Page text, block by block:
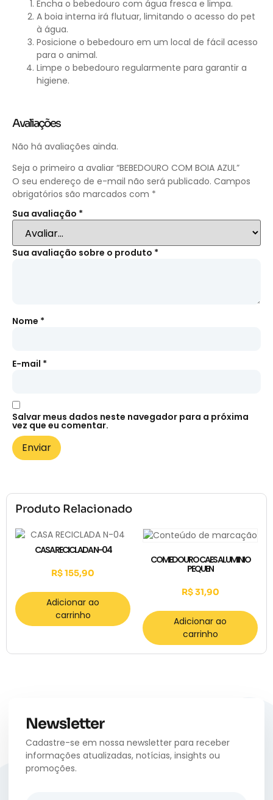
Produto Relacionado
CASA RECICLADA N-04
R$155,90
Adicionar ao
carrinho
COMEDOURO CAES ALUMINIO
PEQUEN
R$31,90
Adicionar ao
carrinho
Encha o bebedouro com água fresca e limpa.
A boia interna irá flutuar, limitando o acesso do pet
à água.
Posicione o bebedouro em um local de fácil acesso
para o animal.
Limpe o bebedouro regularmente para garantir a
higiene.
Avaliações
Não há avaliações ainda.
Seja o primeiro a avaliar “BEBEDOURO COM BOIA AZUL”
O seu endereço de e-mail não será publicado. Campos
obrigatórios são marcados com *
Sua avaliação *
Sua avaliação sobre o produto *
Nome *
E-mail *
Salvar meus dados neste navegador para a próxima
vez que eu comentar.
Newsletter
Cadastre-se em nossa newsletter para receber
informações atualizadas, notícias, insights ou
promoções.